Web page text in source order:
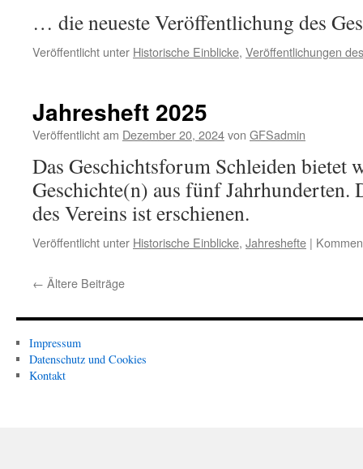
… die neueste Veröffentlichung des
Veröffentlicht unter Historische Einblicke, Veröffentlichungen
Jahresheft 2025
Veröffentlicht am Dezember 20, 2024von GFSadmin
Das Geschichtsforum Schleiden bietet
Geschichte(n) aus fünf Jahrhunderten.
des Vereins ist erschienen.
Veröffentlicht unter Historische Einblicke, Jahreshefte |
← Ältere Beiträge
Impressum
Datenschutz und Cookies
Kontakt